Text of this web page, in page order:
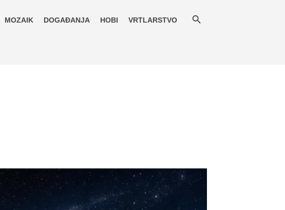
MOZAIK DOGAĐANJA HOBI VRTLARSTVO